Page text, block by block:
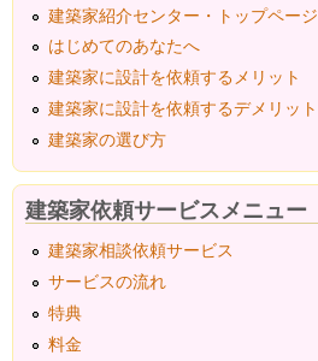
建築家紹介センター・トップページ
はじめてのあなたへ
建築家に設計を依頼するメリット
建築家に設計を依頼するデメリット
建築家の選び方
建築家依頼サービスメニュー
建築家相談依頼サービス
サービスの流れ
特典
料金